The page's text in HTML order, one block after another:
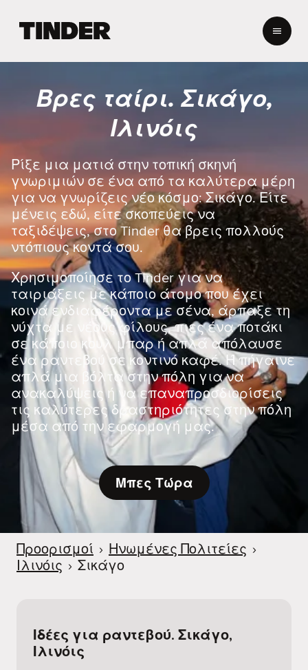
ή
σ
ε
δ
α
T
i
n
d
e
r
Βρες ταίρι. Σικάγο,
Ιλινόις
Ρίξε μια ματιά στην τοπική σκηνή
γνωριμιών σε ένα από τα καλύτερα μέρη
για να γνωρίζεις νέο κόσμο: Σικάγο. Είτε
μένεις εδώ, είτε σκοπεύεις να
ταξιδέψεις, στο Tinder θα βρεις πολλούς
ντόπιους κοντά σου.
Χρησιμοποίησε το Tinder για να
ταιριάξεις με κάποιο άτομο που έχει
κοινά ενδιαφέροντα με σένα, άρπαξε τη
νύχτα με νέους φίλους, πιες ένα ποτάκι
σε κάποιο κουλ μπαρ ή απλά απόλαυσε
ένα ραντεβού σε κοντινό καφέ. Ή πήγαινε
απλά μια βόλτα στην πόλη για να
ανακαλύψεις ή να επαναπροσδιορίσεις
τις καλύτερες δραστηριότητες στην πόλη
μέσα από την εφαρμογή μας.
Μπες Τώρα
Προορισμοί › Ηνωμένες Πολιτείες ›
Ιλινόις › Σικάγο
Ιδέες για ραντεβού. Σικάγο,
Ιλινόις